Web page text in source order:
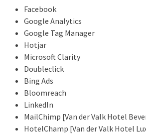
Facebook
Google Analytics
Google Tag Manager
Hotjar
Microsoft Clarity
Doubleclick
Bing Ads
Bloomreach
LinkedIn
MailChimp [Van der Valk Hotel
HotelChamp [Van der Valk Hotel